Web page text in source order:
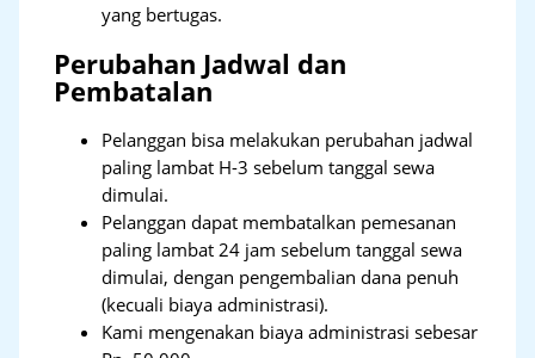
yang bertugas.
Perubahan Jadwal dan
Pembatalan
Pelanggan bisa melakukan perubahan jadwal
paling lambat H-3 sebelum tanggal sewa
dimulai.
Pelanggan dapat membatalkan pemesanan
paling lambat 24 jam sebelum tanggal sewa
dimulai, dengan pengembalian dana penuh
(kecuali biaya administrasi).
Kami mengenakan biaya administrasi sebesar